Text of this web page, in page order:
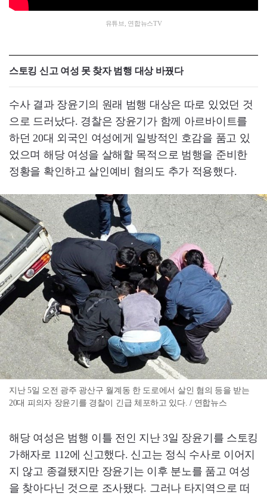
유튜브, 연합뉴스TV
스토킹 신고 여성 못 찾자 범행 대상 바꿨다
수사 결과 장윤기의 원래 범행 대상은 따로 있었던 것
으로 드러났다. 경찰은 장윤기가 함께 아르바이트를
하던 20대 외국인 여성에게 일방적인 호감을 품고 있
었으며 해당 여성을 살해할 목적으로 범행을 준비한
정황을 확인하고 살인예비 혐의도 추가 적용했다.
지난 5일 오전 광주 광산구 월계동 한 도로에서 살인 혐의 등을 받는
20대 피의자 장윤기를 경찰이 긴급 체포하고 있다. / 연합뉴스
해당 여성은 범행 이틀 전인 지난 3일 장윤기를 스토킹
가해자로 112에 신고했다. 신고는 정식 수사로 이어지
지 않고 종결됐지만 장윤기는 이후 분노를 품고 여성
을 찾아다닌 것으로 조사됐다. 그러나 타지역으로 떠